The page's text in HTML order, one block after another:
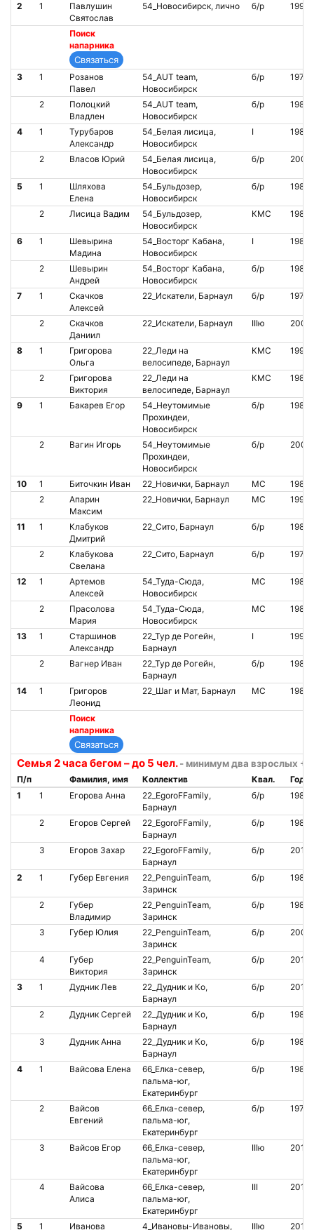
2 1
Павлушин
Святослав
54_Новосибирск, лично б/р 1992
Поиск
напарника
3 1
Розанов
Павел
54_AUT team,
Новосибирск
б/р 1978
2
Полоцкий
Владлен
54_AUT team,
Новосибирск
б/р 1983
4 1
Турубаров
Александр
54_Белая лисица,
Новосибирск
I 1988
2 Власов Юрий
54_Белая лисица,
Новосибирск
б/р 2001
5 1
Шляхова
Елена
54_Бульдозер,
Новосибирск
б/р 1980
2 Лисица Вадим
54_Бульдозер,
Новосибирск
КМС 1980
6 1
Шевырина
Мадина
54_Восторг Кабана,
Новосибирск
I 1987
2
Шевырин
Андрей
54_Восторг Кабана,
Новосибирск
б/р 1987
7 1
Скачков
Алексей
22_Искатели, Барнаул б/р 1979
2
Скачков
Даниил
22_Искатели, Барнаул IIIю 2007
8 1
Григорова
Ольга
22_Леди на
велосипеде, Барнаул
КМС 1993
2
Григорова
Виктория
22_Леди на
велосипеде, Барнаул
КМС 1983
9 1 Бакарев Егор
54_Неутомимые
Прохиндеи,
Новосибирск
б/р 1987
2 Вагин Игорь
54_Неутомимые
Прохиндеи,
Новосибирск
б/р 2004
10 1 Биточкин Иван 22_Новички, Барнаул МС
1981
2
Апарин
Максим
22_Новички, Барнаул МС 1991
11 1
Клабуков
Дмитрий
22_Сито, Барнаул б/р 1980
2
Клабукова
Свелана
22_Сито, Барнаул б/р 1979
12 1
Артемов
Алексей
54_Туда-Сюда,
Новосибирск
МС 1985
2
Прасолова
Мария
54_Туда-Сюда,
Новосибирск
МС 1985
13 1
Старшинов
Александр
22_Тур де Рогейн,
Барнаул
I 1991
2 Вагнер Иван
22_Тур де Рогейн,
Барнаул
б/р 1988
14 1
Григоров
Леонид
22_Шаг и Мат, Барнаул МС 1983
Поиск
напарника
Семья 2 часа бегом – до 5 чел. - минимум два взрослых +
П/п Фамилия, имя Коллектив Квал.
Год
1
1 Егорова Анна
22_EgoroFFamily,
Барнаул
б/р 1984
2 Егоров Сергей
22_EgoroFFamily,
Барнаул
б/р 1981
3 Егоров Захар
22_EgoroFFamily,
Барнаул
б/р 2016
2 1 Губер Евгения
22_PenguinTeam,
Заринск
б/р 1980
2
Губер
Владимир
22_PenguinTeam,
Заринск
б/р 1980
3 Губер Юлия
22_PenguinTeam,
Заринск
б/р 2004
4
Губер
Виктория
22_PenguinTeam,
Заринск
б/р 2015
3 1 Дудник Лев
22_Дудник и Ко,
Барнаул
б/р 2014
2 Дудник Сергей
22_Дудник и Ко,
Барнаул
б/р 1982
3 Дудник Анна
22_Дудник и Ко,
Барнаул
б/р 1984
4 1 Вайсова Елена
66_Елка-север,
пальма-юг,
Екатеринбург
б/р 1987
2
Вайсов
Евгений
66_Елка-север,
пальма-юг,
Екатеринбург
б/р 1979
3 Вайсов Егор
66_Елка-север,
пальма-юг,
Екатеринбург
IIIю 2016
4
Вайсова
Алиса
66_Елка-север,
пальма-юг,
Екатеринбург
III 2011
5 1 Иванова 4_Ивановы-Ивановы, IIIю 2015